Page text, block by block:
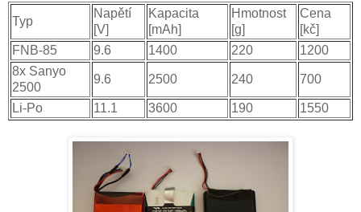
Typ
Napětí
[V]
Kapacita
[mAh]
Hmotnost
[g]
Cena
[kč]
FNB-85
9.6 1400 220
1200
8x Sanyo
2500
9.6 2500 240 700
Li-Po 11.1 3600 190 1550